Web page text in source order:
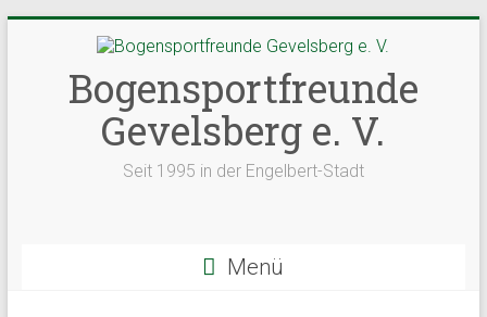
springenBogensportfreunde
Gevelsberg e. V.
Seit 1995 in der Engelbert-Stadt
Menü